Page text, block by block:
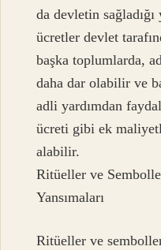
da devletin
ücretler devlet
başka toplumlarda,
daha dar olabilir ve
adli yardımdan
ücreti gibi ek
alabilir.
Ritüeller ve
Yansımaları
Ritüeller ve